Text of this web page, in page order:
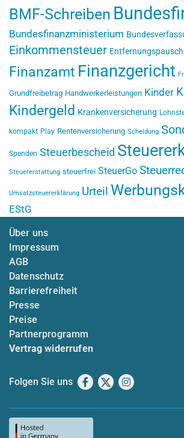
BMF-Schreiben
Bundesfinanzministerium
Einkommensteuer
Finanzamt Finanzgericht
Grundfreibetrag Handwerkerleistungen Kinder
Kindergeld Krankenversicherung
kompakt Play Rentenversicherung Scheidung
Spenden Steuerbescheid
Steuererstattung steuerfrei SteuerGo
Umsatzsteuererklärung Urteil
EStG
Über uns
Impressum
AGB
Datenschutz
Barrierefreiheit
Presse
Preise
Partnerprogramm
Vertrag widerrufen
Folgen Sie uns Facebook
X Instagram